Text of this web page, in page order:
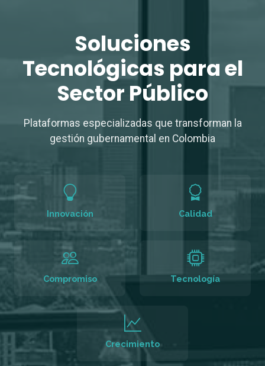
Soluciones
Tecnológicas para el
Sector Público
Plataformas especializadas que transforman la
gestión gubernamental en Colombia
Innovación Calidad
Compromiso Tecnología
Crecimiento